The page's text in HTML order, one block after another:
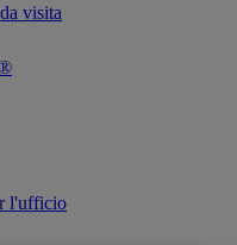
visita
l'ufficio